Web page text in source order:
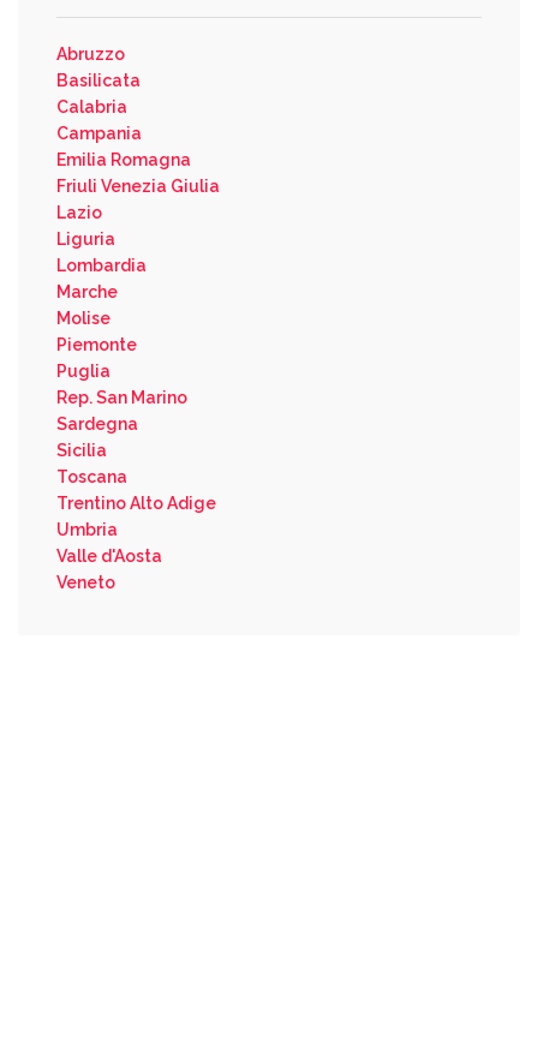
Abruzzo
Basilicata
Calabria
Campania
Emilia Romagna
Friuli Venezia Giulia
Lazio
Liguria
Lombardia
Marche
Molise
Piemonte
Puglia
Rep. San Marino
Sardegna
Sicilia
Toscana
Trentino Alto Adige
Umbria
Valle d'Aosta
Veneto